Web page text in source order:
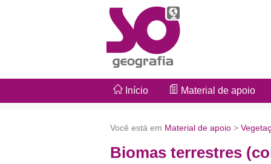
Início Material de apoio
Você está em Material de apoio >
Biomas terrestres